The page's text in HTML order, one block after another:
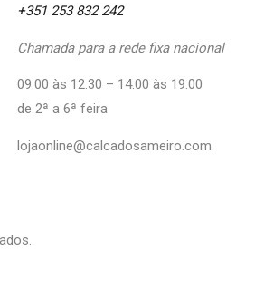
+351 253 832 242
Chamada para a rede fixa nacional
09:00 às 12:30 – 14:00 às 19:00
de 2ª a 6ª feira
lojaonline@calcadosameiro.com